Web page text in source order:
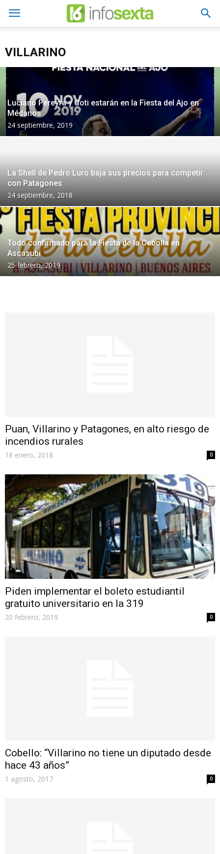
VILLARINO
Luciano Pereyra y Coti estarán en la Fiesta del Ajo en
Médanos
24 septiembre, 2019
La Shell de Pedro Luro baja sus precios para competir
con Patagones
24 septiembre, 2018
Todo confirmado para la Fiesta de la Cebolla en
Ascasubi
25 febrero, 2019
Puan, Villarino y Patagones, en alto riesgo de
incendios rurales
18 enero, 2018 0
Piden implementar el boleto estudiantil
gratuito universitario en la 319
20 febrero, 2019 0
Cobello: “Villarino no tiene un diputado desde
hace 43 años”
1 agosto, 2017 0